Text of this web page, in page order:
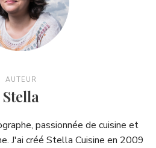
AUTEUR
Stella
passionnée de cuisine et
J'ai créé Stella Cuisine en 2009